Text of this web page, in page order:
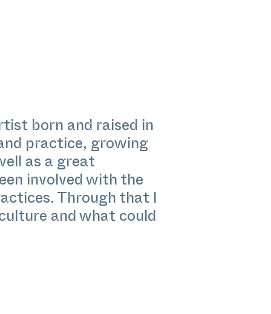
born and raised in
practice, growing
as a great
involved with the
Through that I
and what could